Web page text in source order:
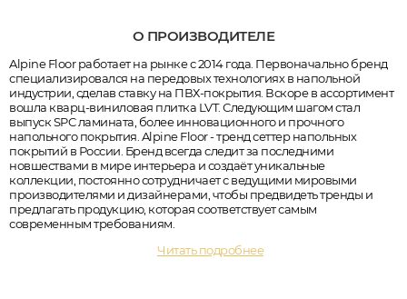
О ПРОИЗВОДИТЕЛЕ
Alpine Floor работает на рынке с 2014 года. Первоначально бренд
специализировался на передовых технологиях в напольной
индустрии, сделав ставку на ПВХ-покрытия. Вскоре в ассортимент
вошла кварц-виниловая плитка LVT. Следующим шагом стал
выпуск SPC ламината, более инновационного и прочного
напольного покрытия. Alpine Floor - тренд сеттер напольных
покрытий в России. Бренд всегда следит за последними
новшествами в мире интерьера и создаёт уникальные
коллекции, постоянно сотрудничает с ведущими мировыми
производителями и дизайнерами, чтобы предвидеть тренды и
предлагать продукцию, которая соответствует самым
современным требованиям.
Читать подробнее